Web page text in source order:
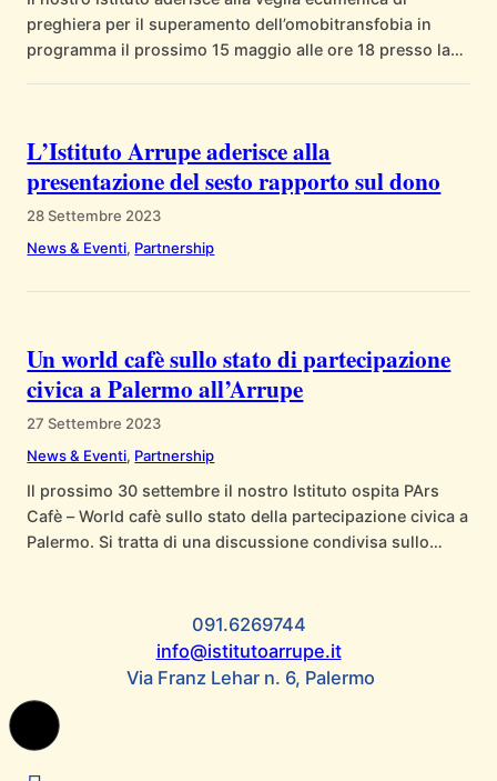
preghiera per il superamento dell’omobitransfobia in
programma il prossimo 15 maggio alle ore 18 presso la
realtà religiose e del terzo settore, intende ribadire…
L’Istituto Arrupe aderisce alla
presentazione del sesto rapporto sul dono
28 Settembre 2023
News & Eventi, Partnership
Un world cafè sullo stato di partecipazione
civica a Palermo all’Arrupe
27 Settembre 2023
News & Eventi, Partnership
Il prossimo 30 settembre il nostro Istituto ospita PArs
Cafè – World cafè sullo stato della partecipazione civica a
Palermo. Si tratta di una discussione condivisa sullo
posti nelle varie sessioni di lavoro. La discussione si
svilupperà attraverso…
091.6269744
info@istitutoarrupe.it
Via Franz Lehar n. 6, Palermo